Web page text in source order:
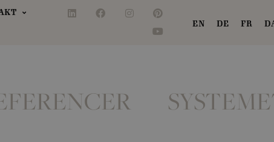
EN
DE FR